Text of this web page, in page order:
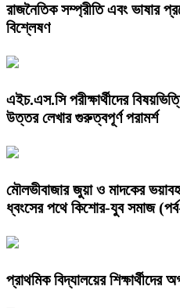
রাজনৈতিক সম্প্রীতি এবং ভাষার
বিশ্লেষণ
এইচ.এস.সি পরীক্ষার্থীদের
উত্তর লেখার গুরুত্বপূর্ণ পরামর্শ
মৌলভীবাজার জুয়া ও মাদকের
ধ্বংসের পথে কিশোর-যুব সমাজ
প্রাথমিক বিদ্যালয়ের